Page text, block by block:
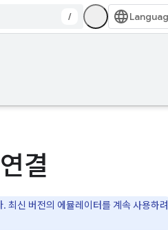
/
결
신 버전의 에뮬레이터를 계속 사용하려